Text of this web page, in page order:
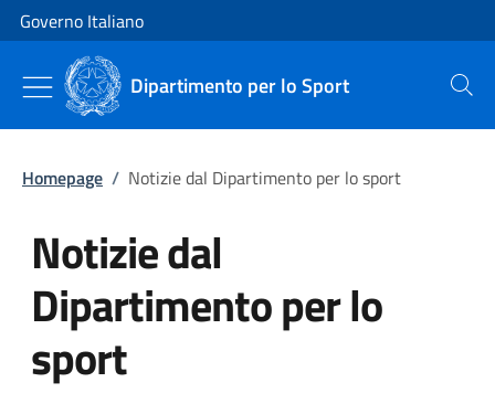
Vai al contenuto
Vai alla navigazione del sito
Governo Italiano
Dipartimento per lo Sport Cerca
Homepage / Notizie dal Dipartimento per lo sport
Notizie dal
Dipartimento per lo
sport